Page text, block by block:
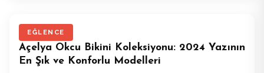
EĞLENCE
Açelya Okcu Bikini Koleksiyonu: 2024 Yazının
En Şık ve Konforlu Modelleri